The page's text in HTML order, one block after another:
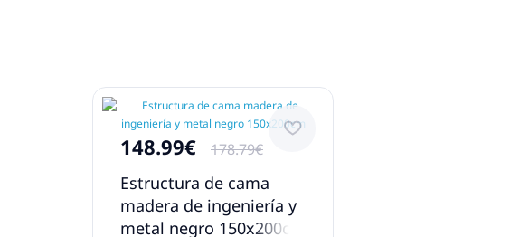
148.99€ 178.79€
Estructura de cama
madera de ingeniería y
metal negro 150x200cm